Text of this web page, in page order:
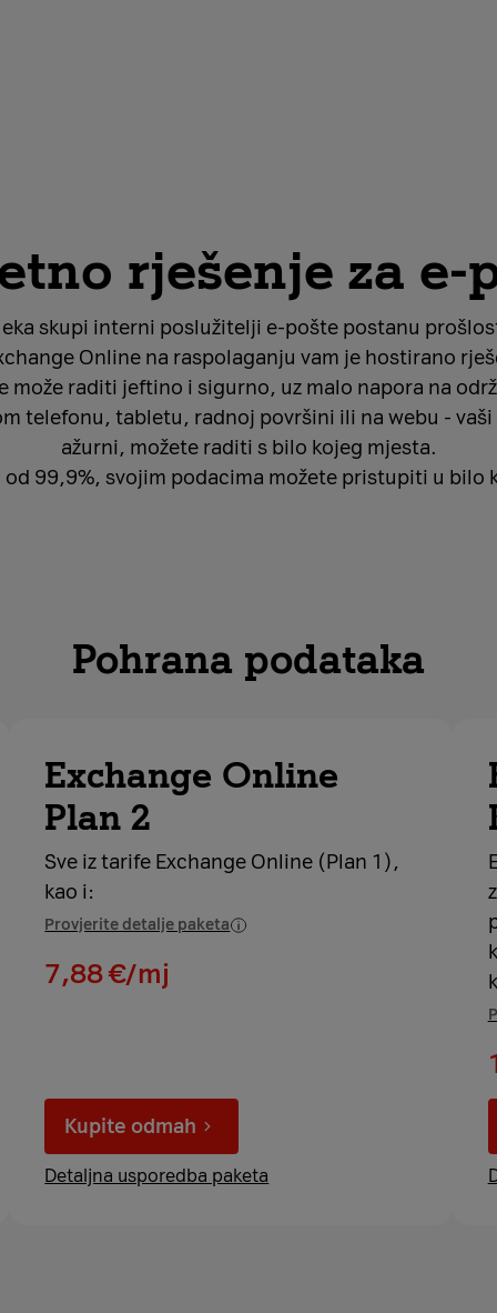
rješenje za e-
skupi interni poslužitelji e-pošte postanu
Online na raspolaganju vam je hostirano
može raditi jeftino i sigurno, uz malo napora na
telefonu, tabletu, radnoj površini ili na webu -
ažurni, možete raditi s bilo kojeg mjesta.
99,9%, svojim podacima možete pristupiti u bilo
Pohrana podataka
Exchange Online
Plan 2
Sve iz tarife Exchange Online (Plan 1),
kao i:
Provjerite detalje paketa
7,88 €/mj
Kupite odmah
Detaljna usporedba paketa